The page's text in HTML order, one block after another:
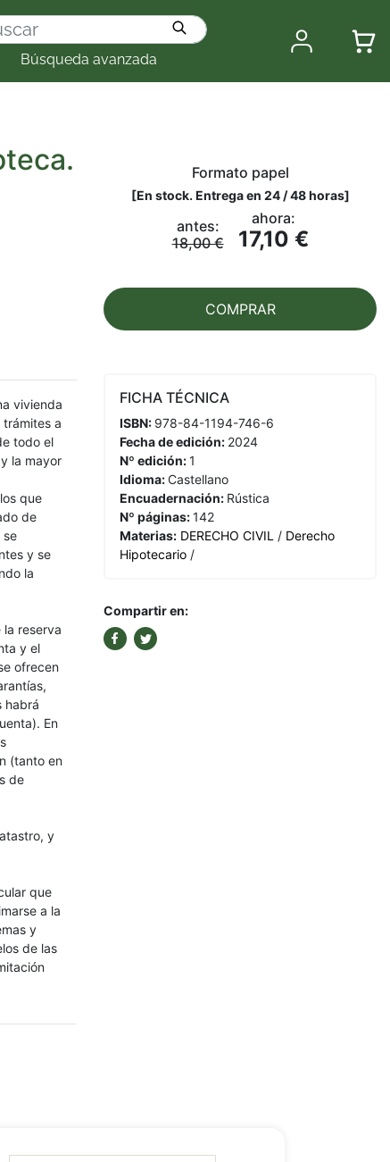
Búsqueda avanzada
vivienda
a
todo el
la mayor
que
de
se
y se
la
reserva
y el
ofrecen
habrá
En
(tanto en
de
y
que
a la
y
de las
Formato papel
[En stock. Entrega en 24 / 48 horas]
antes:
18,00 €
ahora:
17,10 €
COMPRAR
FICHA TÉCNICA
ISBN: 978-84-1194-746-6
Fecha de edición: 2024
Nº edición:1
Idioma:Castellano
Encuadernación: Rústica
Nº páginas:142
Materias: DERECHO CIVIL / Derecho
Hipotecario /
Compartir en: